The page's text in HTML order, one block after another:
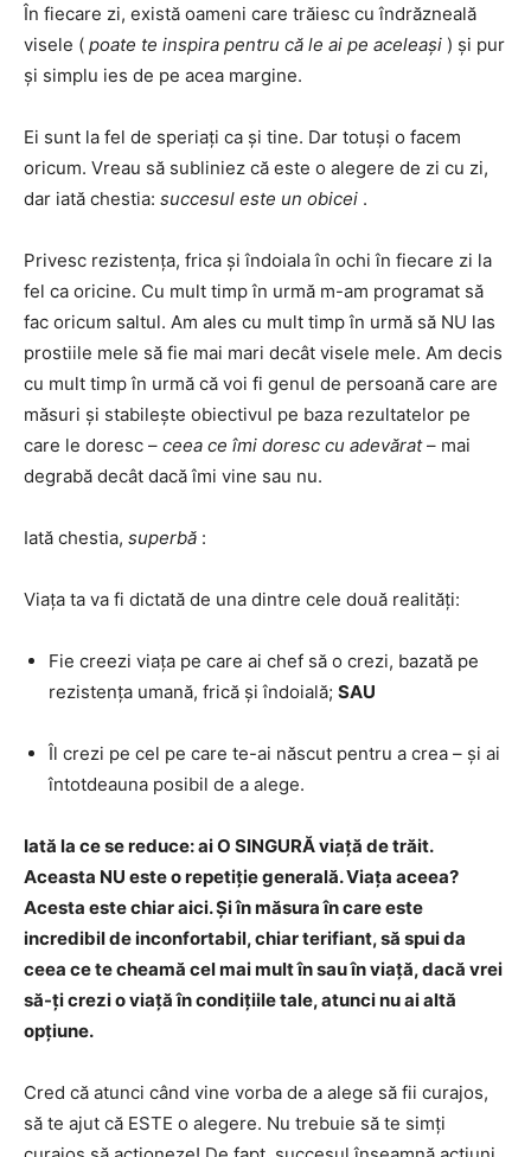
În fiecare zi, există oameni care trăiesc cu îndrăzneală
visele ( poate te inspira pentru că le ai pe aceleași ) și pur
și simplu ies de pe acea margine.
Ei sunt la fel de speriați ca și tine. Dar totuși o facem
oricum. Vreau să subliniez că este o alegere de zi cu zi,
dar iată chestia: succesul este un obicei .
Privesc rezistența, frica și îndoiala în ochi în fiecare zi la
fel ca oricine. Cu mult timp în urmă m-am programat să
fac oricum saltul. Am ales cu mult timp în urmă să NU las
prostiile mele să fie mai mari decât visele mele. Am decis
cu mult timp în urmă că voi fi genul de persoană care are
măsuri și stabilește obiectivul pe baza rezultatelor pe
care le doresc – ceea ce îmi doresc cu adevărat– mai
degrabă decât dacă îmi vine sau nu.
Iată chestia, superbă :
Viața ta va fi dictată de una dintre cele două realități:
Fie creezi viața pe care ai chef să o crezi, bazată pe
rezistența umană, frică și îndoială; SAU
Îl crezi pe cel pe care te-ai născut pentru a crea – și ai
întotdeauna posibil de a alege.
Iată la ce se reduce: ai O SINGURĂ viață de trăit.
Aceasta NU este o repetiție generală. Viața aceea?
Acesta este chiar aici. Și în măsura în care este
incredibil de inconfortabil, chiar terifiant, să spui da
ceea ce te cheamă cel mai mult în sau în viață, dacă vrei
să-ți crezi o viață în condițiile tale, atunci nu ai altă
opțiune.
Cred că atunci când vine vorba de a alege să fii curajos,
să te ajut că ESTE o alegere. Nu trebuie să te simți